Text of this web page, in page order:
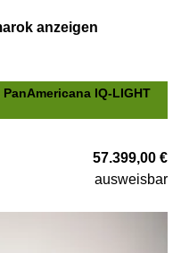
anzeigen
IQ-LIGHT
57.399,00 €
ausweisbar